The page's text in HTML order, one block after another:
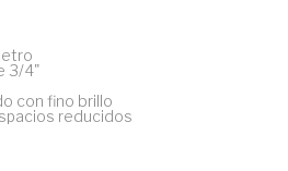
3/4"
con fino brillo
reducidos